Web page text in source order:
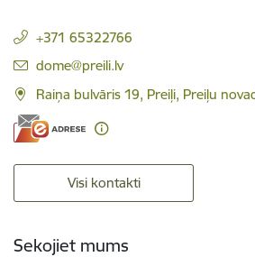
+371 65322766
E-pasts:
dome@preili.lv
Raiņa bulvāris 19, Preiļi, Preiļu
Visi kontakti
Sekojiet mums